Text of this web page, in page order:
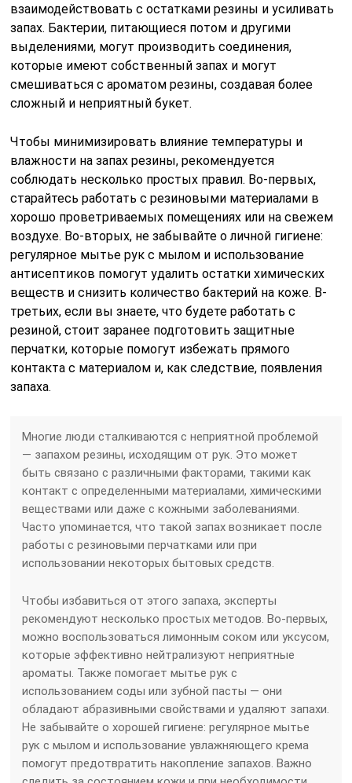
взаимодействовать с остатками резины и усиливать
запах. Бактерии, питающиеся потом и другими
выделениями, могут производить соединения,
которые имеют собственный запах и могут
смешиваться с ароматом резины, создавая более
сложный и неприятный букет.
Чтобы минимизировать влияние температуры и
влажности на запах резины, рекомендуется
соблюдать несколько простых правил. Во-первых,
старайтесь работать с резиновыми материалами в
хорошо проветриваемых помещениях или на свежем
воздухе. Во-вторых, не забывайте о личной гигиене:
регулярное мытье рук с мылом и использование
антисептиков помогут удалить остатки химических
веществ и снизить количество бактерий на коже. В-
третьих, если вы знаете, что будете работать с
резиной, стоит заранее подготовить защитные
перчатки, которые помогут избежать прямого
контакта с материалом и, как следствие, появления
запаха.
Многие люди сталкиваются с неприятной проблемой
— запахом резины, исходящим от рук. Это может
быть связано с различными факторами, такими как
контакт с определенными материалами, химическими
веществами или даже с кожными заболеваниями.
Часто упоминается, что такой запах возникает после
работы с резиновыми перчатками или при
использовании некоторых бытовых средств.
Чтобы избавиться от этого запаха, эксперты
рекомендуют несколько простых методов. Во-первых,
можно воспользоваться лимонным соком или уксусом,
которые эффективно нейтрализуют неприятные
ароматы. Также помогает мытье рук с
использованием соды или зубной пасты — они
обладают абразивными свойствами и удаляют запахи.
Не забывайте о хорошей гигиене: регулярное мытье
рук с мылом и использование увлажняющего крема
помогут предотвратить накопление запахов. Важно